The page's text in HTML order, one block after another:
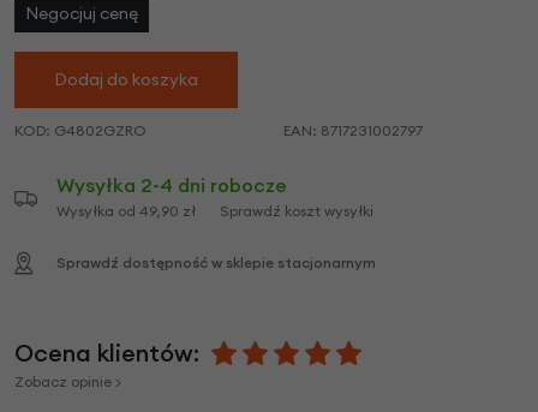
Negocjuj cenę
Dodaj do koszyka
KOD: G4802GZRO EAN: 8717231002797
Wysyłka 2-4 dni robocze
Wysyłka od 49,90 zł Sprawdź koszt wysyłki
Sprawdź dostępność w sklepie stacjonarnym
Ocena klientów:
Zobacz opinie >